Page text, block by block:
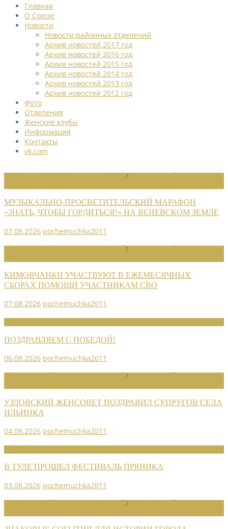
Главная
О Союзе
Новости
Новости районных отделений
Архив новостей 2017 год
Архив новостей 2016 год
Архив новостей 2015 год
Архив новостей 2014 год
Архив новостей 2013 год
Архив новостей 2012 год
Фото
Отделения
Женские клубы
Информация
Контакты
vk.com
/
МУЗЫКАЛЬНО-ПРОСВЕТИТЕЛЬСКИЙ МАРАФОН
«ЗНАТЬ, ЧТОБЫ ГОРДИТЬСЯ!» НА ВЕНЕВСКОМ ЗЕМЛЕ
07.08.2026 pochemuchka2011
/
КИМОВЧАНКИ УЧАСТВУЮТ В ЕЖЕМЕСЯЧНЫХ
СБОРАХ ПОМОЩИ УЧАСТНИКАМ СВО
07.08.2026 pochemuchka2011
ПОЗДРАВЛЯЕМ С ПОБЕДОЙ!
06.08.2026 pochemuchka2011
/
УЗЛОВСКИЙ ЖЕНСОВЕТ ПОЗДРАВИЛ СУПРУГОВ СЕЛА
ИЛЬИНКА
04.08.2026 pochemuchka2011
В ТУЛЕ ПРОШЕЛ ФЕСТИВАЛЬ ПРЯНИКА
03.08.2026 pochemuchka2011
/